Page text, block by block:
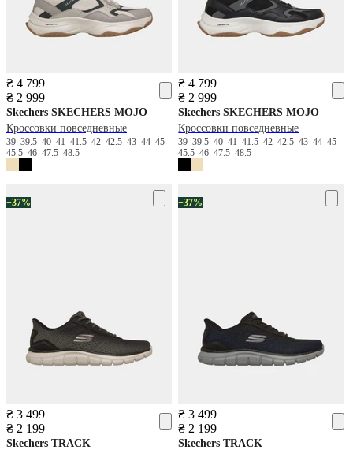
₴ 4 799
₴ 2 999
Skechers SKECHERS MOJO
Кроссовки повседневные
39 39.5 40 41 41.5 42 42.5 43 44 45
45.5 46 47.5 48.5
₴ 4 799
₴ 2 999
Skechers SKECHERS MOJO
Кроссовки повседневные
3939.5404141.54242.5434445
45.54647.548.5
−37%
₴ 3 499
₴ 2 199
Skechers TRACK
−37%
₴ 3 499
₴ 2 199
Skechers TRACK